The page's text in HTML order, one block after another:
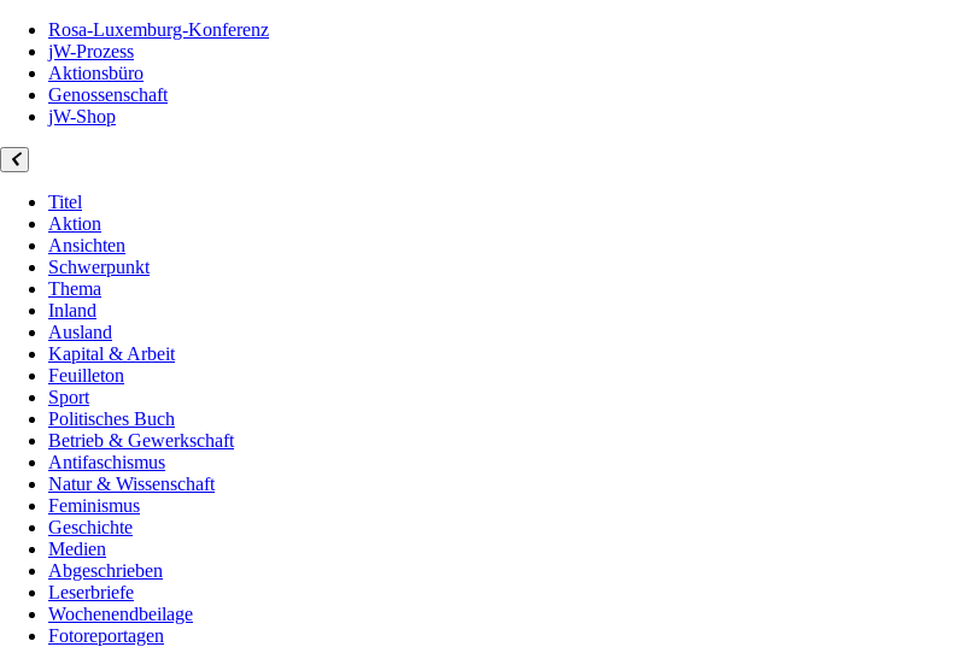
Rosa-Luxemburg-Konferenz
jW-Prozess
Aktionsbüro
Genossenschaft
jW-Shop
Titel
Aktion
Ansichten
Schwerpunkt
Thema
Inland
Ausland
Kapital & Arbeit
Feuilleton
Sport
Politisches Buch
Betrieb & Gewerkschaft
Antifaschismus
Natur & Wissenschaft
Feminismus
Geschichte
Medien
Abgeschrieben
Leserbriefe
Wochenendbeilage
Fotoreportagen